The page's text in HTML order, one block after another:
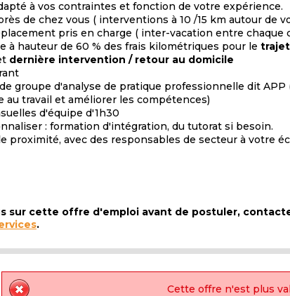
à vos contraintes et fonction de votre expérience.
de chez vous ( interventions à 10 /15 km autour de
pris en charge ( inter-vacation entre chaque
à hauteur de 60 % des frais kilométriques pour le trajet
dernière intervention / retour au domicile
groupe d'analyse de pratique professionnelle dit
au travail et améliorer les compétences)
d'équipe d'1h30
: formation d'intégration, du tutorat si besoin.
proximité, avec des responsables de secteur à votre
sur cette offre d'emploi avant de postuler,
.
Cette offre n'est plus